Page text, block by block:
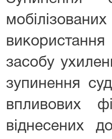
засобу
зупинення
впливових
віднесених